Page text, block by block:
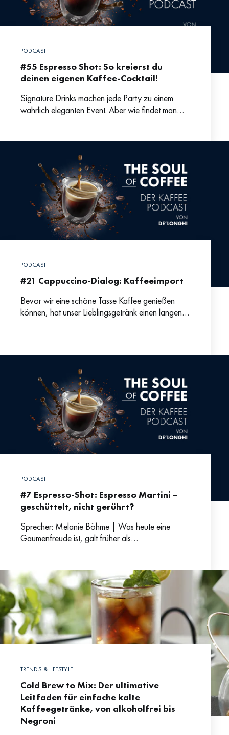
PODCAST
#55 Espresso Shot: So kreierst du
deinen eigenen Kaffee-Cocktail!
Signature Drinks machen jede Party zu einem
wahrlich eleganten Event. Aber wie findet man
PODCAST
#21 Cappuccino-Dialog: Kaffeeimport
Bevor wir eine schöne Tasse Kaffee genießen
können, hat unser Lieblingsgetränk einen langen
PODCAST
#7 Espresso-Shot: Espresso Martini –
geschüttelt, nicht gerührt?
Sprecher: Melanie Böhme | Was heute eine
Gaumenfreude ist, galt früher als
was
TRENDS & LIFESTYLE
Cold Brew to Mix: Der ultimative
Leitfaden für einfache kalte
Kaffeegetränke, von alkoholfrei bis
Negroni